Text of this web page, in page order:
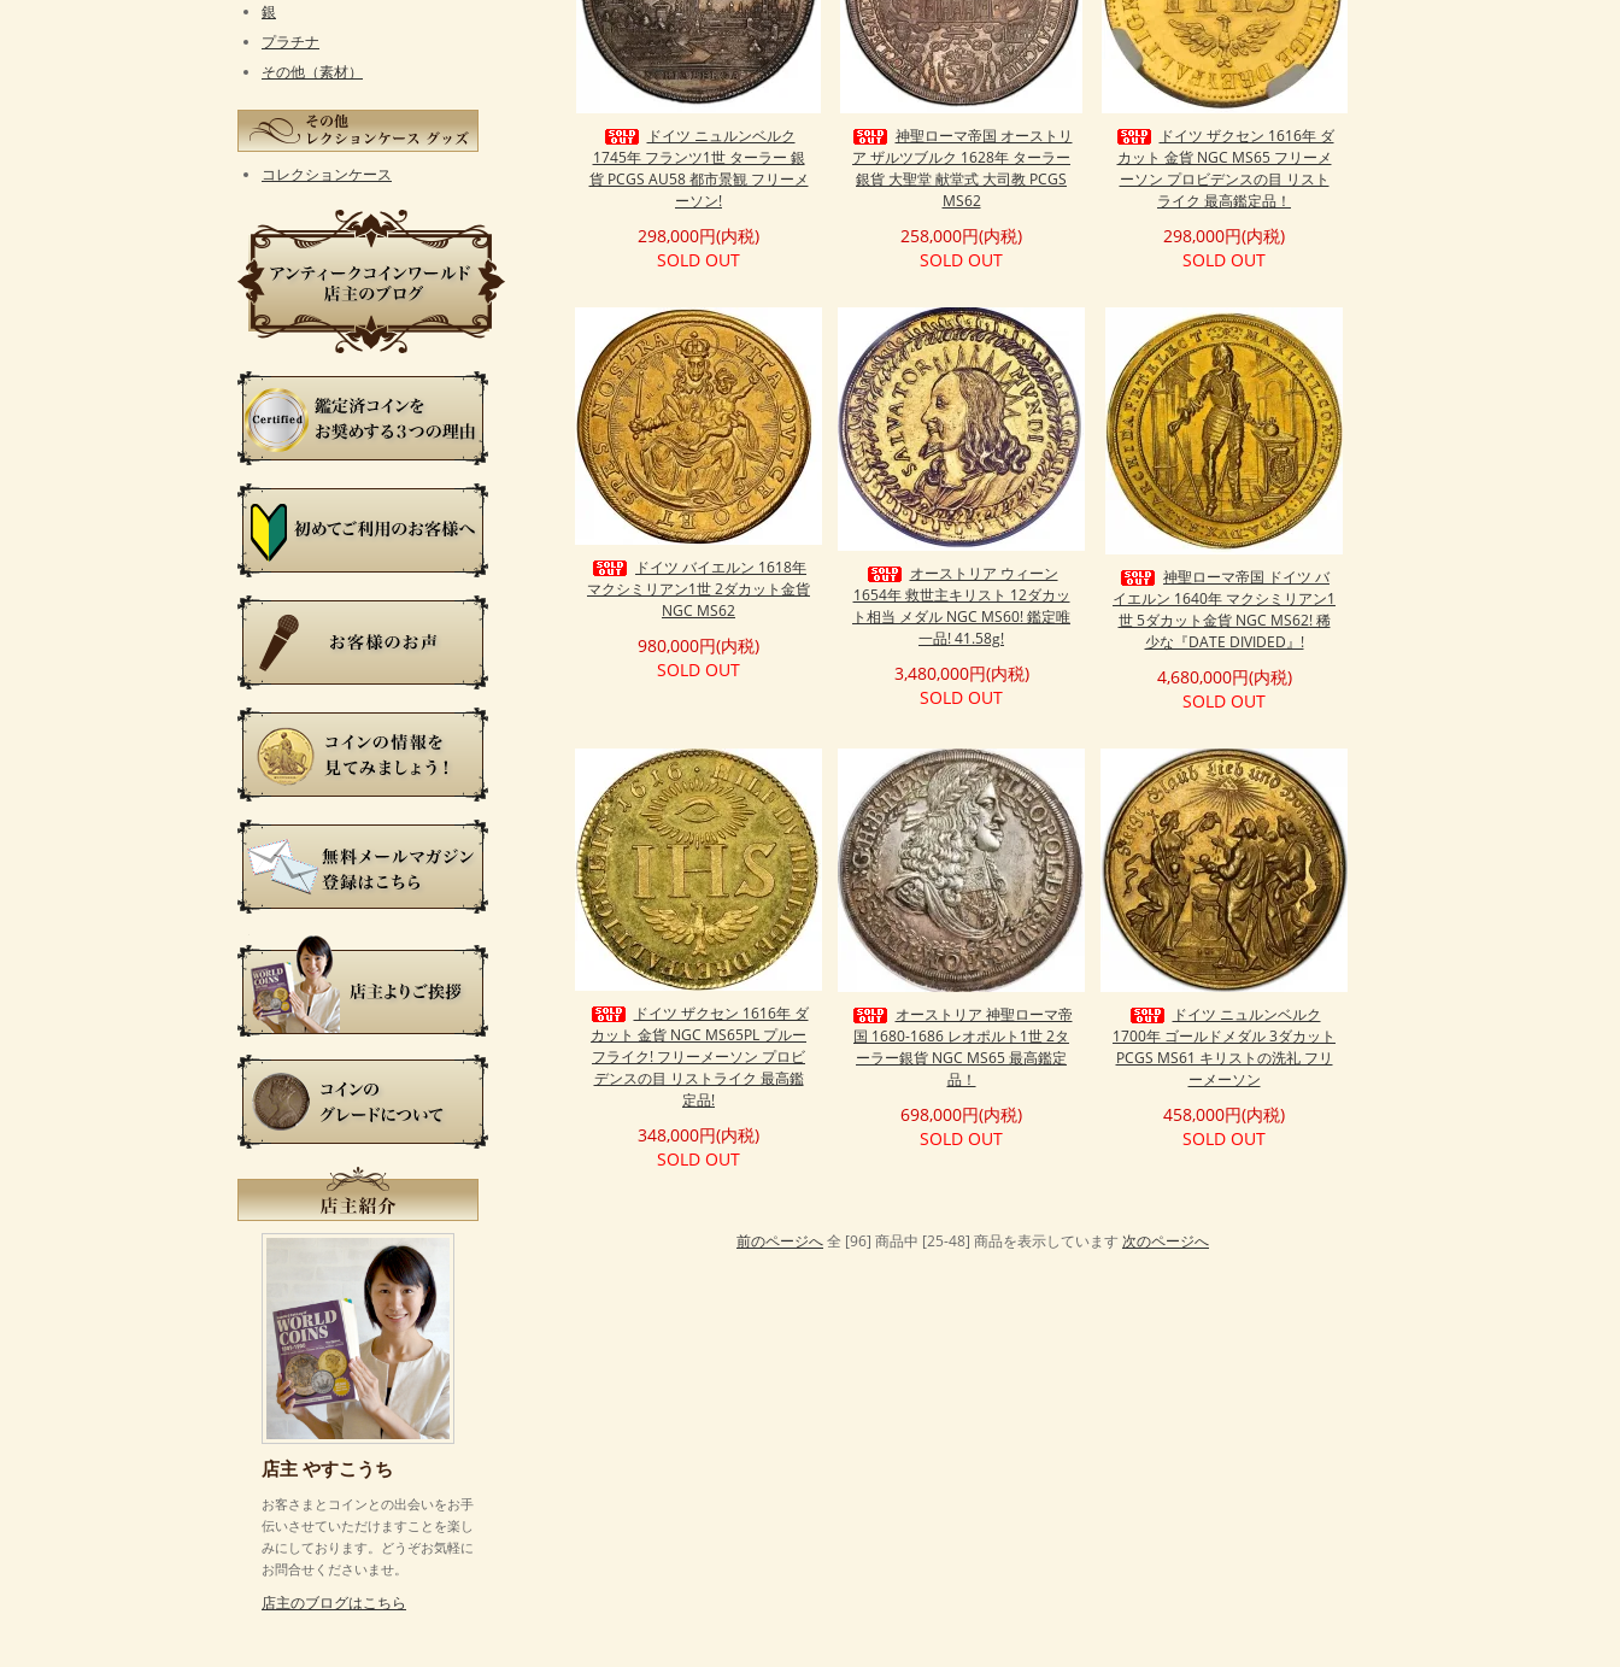
ドイツ ニュルンベルク
1745年 フランツ1世 ターラー 銀
貨 PCGS AU58 都市景観 フリーメ
ーソン!
298,000円(内税)
SOLD OUT
神聖ローマ帝国 オーストリ
ア ザルツブルク 1628年 ターラー
銀貨 大聖堂 献堂式 大司教 PCGS
MS62
258,000円(内税)
SOLD OUT
ドイツ ザクセン 1616年 ダ
カット 金貨 NGC MS65 フリーメ
ーソン プロビデンスの目 リスト
ライク 最高鑑定品！
298,000円(内税)
SOLD OUT
ドイツ バイエルン 1618年
マクシミリアン1世 2ダカット金貨
NGC MS62
980,000円(内税)
SOLD OUT
オーストリア ウィーン
1654年 救世主キリスト 12ダカッ
ト相当 メダル NGC MS60! 鑑定唯
一品! 41.58g!
3,480,000円(内税)
SOLD OUT
神聖ローマ帝国 ドイツ バ
イエルン 1640年 マクシミリアン1
世 5ダカット金貨 NGC MS62! 稀
少な『DATE DIVIDED』!
4,680,000円(内税)
SOLD OUT
ドイツ ザクセン 1616年 ダ
カット 金貨 NGC MS65PL プルー
フライク! フリーメーソン プロビ
デンスの目 リストライク 最高鑑
定品!
348,000円(内税)
SOLD OUT
オーストリア 神聖ローマ帝
国 1680-1686 レオポルト1世 2タ
ーラー銀貨 NGC MS65 最高鑑定
品！
698,000円(内税)
SOLD OUT
ドイツ ニュルンベルク
1700年 ゴールドメダル 3ダカット
PCGS MS61 キリストの洗礼 フリ
ーメーソン
458,000円(内税)
SOLD OUT
前のページへ全 [96] 商品中 [25-48] 商品を表示しています 次のページへ
銀
プラチナ
その他（素材）
コレクションケース
店主 やすこうち
お客さまとコインとの出会いをお手
伝いさせていただけますことを楽し
みにしております。どうぞお気軽に
お問合せくださいませ。
店主のブログはこちら